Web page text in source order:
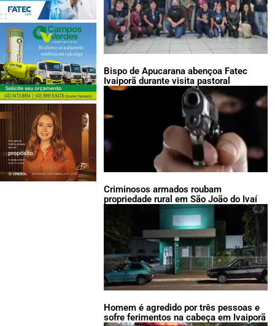
Bispo de Apucarana abençoa Fatec
Ivaiporã durante visita pastoral
Criminosos armados roubam
propriedade rural em São João do Ivaí
Homem é agredido por três pessoas e
sofre ferimentos na cabeça em Ivaiporã